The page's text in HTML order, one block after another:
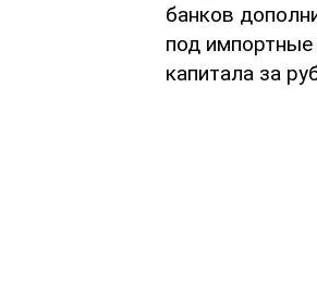
банков
под
капитала за